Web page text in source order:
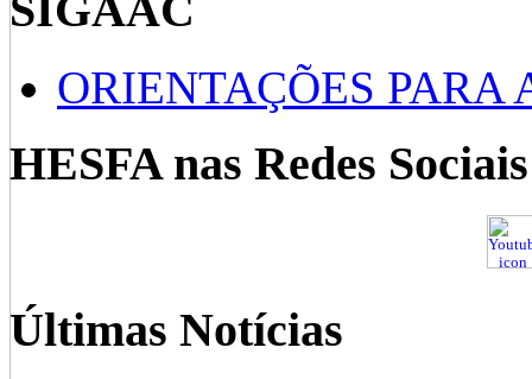
ORIENTAÇÕES PARA
HESFA nas Redes Sociais
Últimas Notícias